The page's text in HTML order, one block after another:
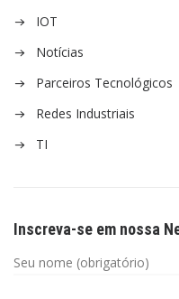
IOT
Notícias
Parceiros Tecnológicos
Redes Industriais
TI
Inscreva-se em nossa
Seu nome (obrigatório)